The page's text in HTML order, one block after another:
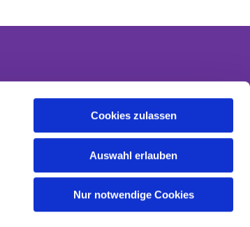
Cookies zulassen
Auswahl erlauben
Nur notwendige Cookies
Kontakt
Kontaktinformationen
Impressum